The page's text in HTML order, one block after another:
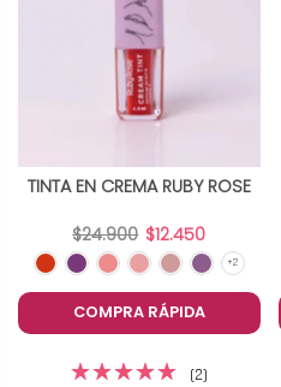
TINTA EN CREMA RUBY ROSE
$24.900 $12.450
COMPRA RÁPIDA
(2)